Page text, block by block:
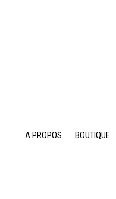
A PROPOS BOUTIQUE